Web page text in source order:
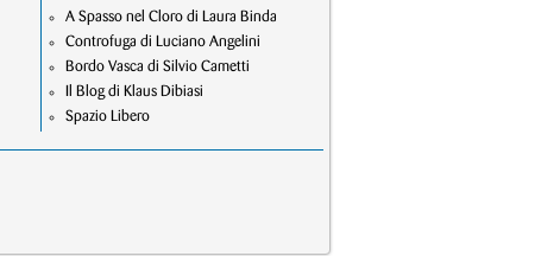
A Spasso nel Cloro di Laura Binda
Controfuga di Luciano Angelini
Bordo Vasca di Silvio Cametti
Il Blog di Klaus Dibiasi
Spazio Libero